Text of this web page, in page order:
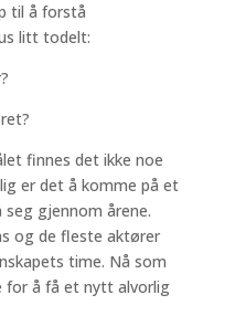
til å forstå
litt todelt:
finnes det ikke noe
er det å komme på et
seg gjennom årene.
og de fleste aktører
time. Nå som
for å få et nytt alvorlig